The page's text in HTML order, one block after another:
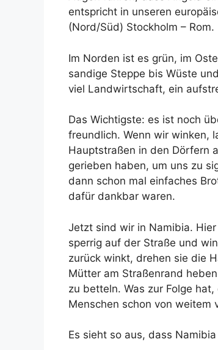
entspricht in unseren
(Nord/Süd) Stockholm – Rom.
Im Norden ist es grün, im
sandige Steppe bis Wüste
viel Landwirtschaft, ein
Das Wichtigste: es ist noch
freundlich. Wenn wir winken,
Hauptstraßen in den Dörfern
gerieben haben, um uns zu
dann schon mal einfaches
dafür dankbar waren.
Jetzt sind wir in Namibia.
sperrig auf der Straße und
zurück winkt, drehen sie die
Mütter am Straßenrand
zu betteln. Was zur Folge
Menschen schon von weitem
Es sieht so aus, dass